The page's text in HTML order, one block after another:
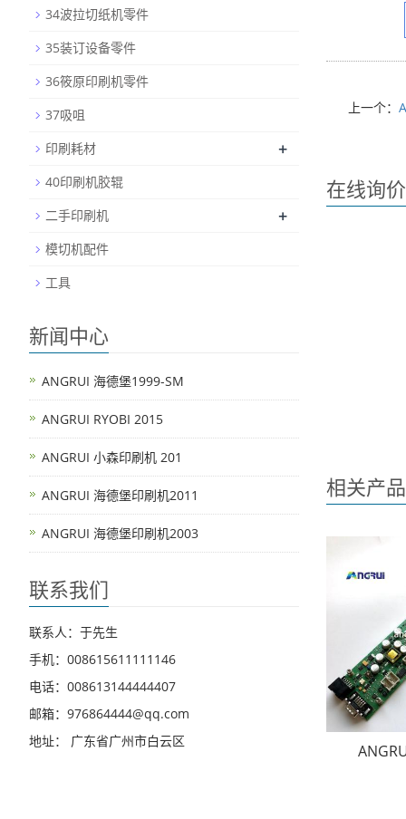
上一个：
在线询价
相关产品
34波拉切纸机零件
35装订设备零件
36筱原印刷机零件
37吸咀
印刷耗材
+
40印刷机胶辊
二手印刷机
+
模切机配件
工具
新闻中心
ANGRUI 海德堡1999-SM
ANGRUI RYOBI 2015
ANGRUI 小森印刷机 201
ANGRUI 海德堡印刷机2011
ANGRUI 海德堡印刷机2003
联系我们
联系人：于先生
手机：008615611111146
电话：008613144444407
邮箱：976864444@qq.com
地址： 广东省广州市白云区